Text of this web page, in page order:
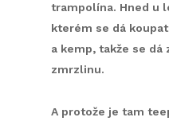
trampolína. Hned u
kterém se dá
a kemp, takže se
zmrzlinu.
A protože je tam